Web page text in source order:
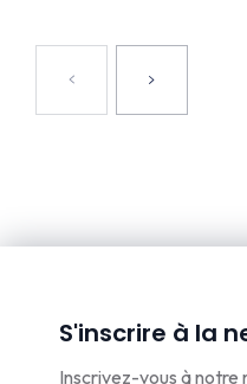
S'inscrire à la
Inscrivez-vous à